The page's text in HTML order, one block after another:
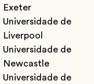
Exeter
Universidade de
Liverpool
Universidade de
Newcastle
Universidade de